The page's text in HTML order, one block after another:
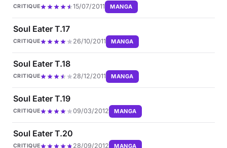
CRITIQUE 15/07/2011 MANGA
Soul Eater T.17
CRITIQUE 26/10/2011 MANGA
Soul Eater T.18
CRITIQUE 28/12/2011 MANGA
Soul Eater T.19
CRITIQUE 09/03/2012 MANGA
Soul Eater T.20
CRITIQUE 28/09/2012 MANGA